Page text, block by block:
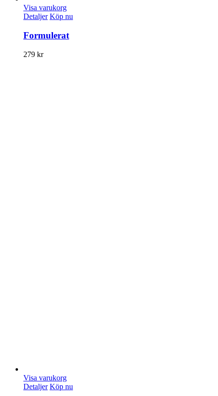
Visa varukorg
Detaljer Köp nu
Formulerat
279 kr
Visa varukorg
Detaljer Köp nu